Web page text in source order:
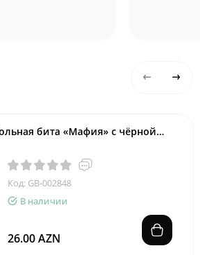
бита «Мафия» с чёрной
Код: GB-002848
В наличии
26.00 AZN